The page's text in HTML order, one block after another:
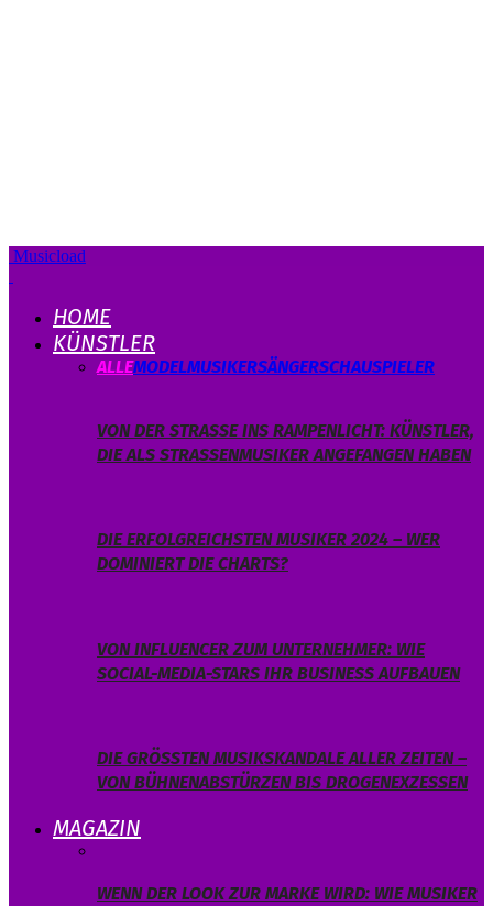
Musicload
HOME
KÜNSTLER
ALLEMODELMUSIKERSÄNGERSCHAUSPIELER
VON DER STRASSE INS RAMPENLICHT: KÜNSTLER, D
IE ALS STRASSENMUSIKER ANGEFANGEN HABEN
DIE ERFOLGREICHSTEN MUSIKER 2024 – WER
DOMINIERT DIE CHARTS?
VON INFLUENCER ZUM UNTERNEHMER: WIE
SOCIAL-MEDIA-STARS IHR BUSINESS AUFBAUEN
DIE GRÖSSTEN MUSIKSKANDALE ALLER ZEITEN – V
ON BÜHNENABSTÜRZEN BIS DROGENEXZESSEN
MAGAZIN
WENN DER LOOK ZUR MARKE WIRD: WIE MUSIKER